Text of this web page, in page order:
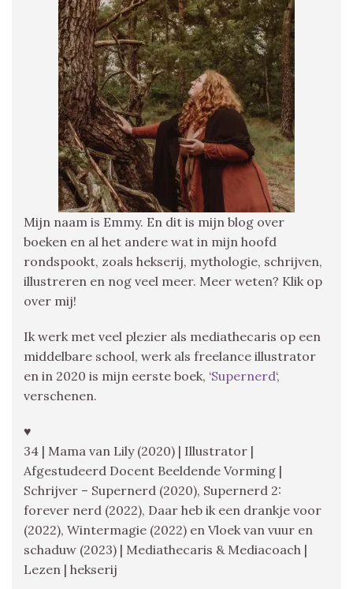
Mijn naam is Emmy. En dit is mijn blog over
boeken en al het andere wat in mijn hoofd
rondspookt, zoals hekserij, mythologie, schrijven,
illustreren en nog veel meer. Meer weten? Klik op
over mij!
Ik werk met veel plezier als mediathecaris op een
middelbare school, werk als freelance illustrator
en in 2020 is mijn eerste boek, ‘Supernerd‘,
verschenen.
♥
34 | Mama van Lily (2020) | Illustrator |
Afgestudeerd Docent Beeldende Vorming |
Schrijver – Supernerd (2020), Supernerd 2:
forever nerd (2022), Daar heb ik een drankje voor
(2022), Wintermagie (2022) en Vloek van vuur en
schaduw (2023) | Mediathecaris & Mediacoach |
Lezen | hekserij